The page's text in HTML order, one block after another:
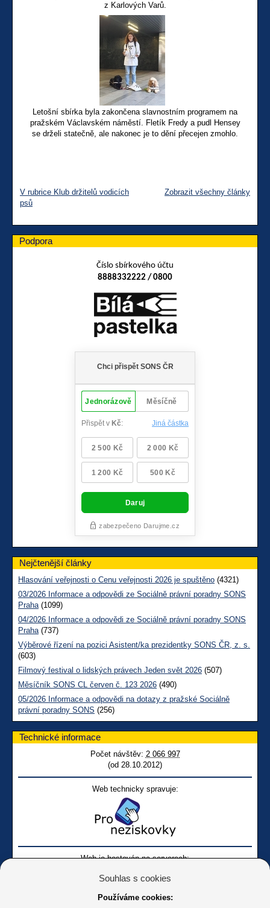
z Karlových Varů.
Letošní sbírka byla zakončena slavnostním programem na
pražském Václavském náměstí. Fletík Fredy a pudl Hensey
se drželi statečně, ale nakonec je to dění přecejen zmohlo.
V rubrice Klub držitelů vodicích
psů
Zobrazit všechny články
Podpora
Číslo sbírkového účtu
8888332222 / 0800
Nejčtenější články
Hlasování veřejnosti o Cenu veřejnosti 2026 je spuštěno (4321)
03/2026 Informace a odpovědi ze Sociálně právní poradny SONS
Praha(1099)
04/2026 Informace a odpovědi ze Sociálně právní poradny SONS
Praha(737)
Výběrové řízení na pozici Asistent/ka prezidentky SONS ČR, z. s.
(603)
Filmový festival o lidských právech Jeden svět 2026 (507)
Měsíčník SONS CL červen č. 123 2026 (490)
05/2026 Informace a odpovědi na dotazy z pražské Sociálně
právní poradny SONS (256)
Technické informace
Počet návštěv: 2 066 997
(od 28.10.2012)
Web technicky spravuje:
Web je hostován na serverech:
Souhlas s cookies
Používáme cookies: